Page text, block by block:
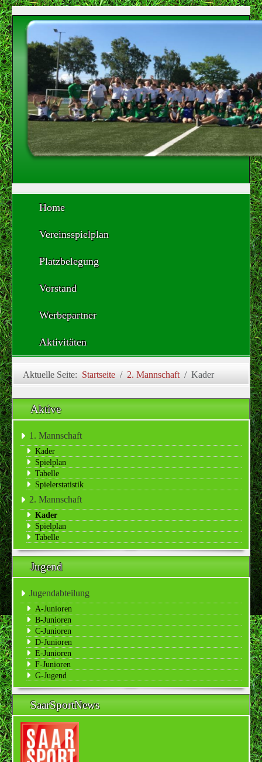
Home
Vereinsspielplan
Platzbelegung
Vorstand
Werbepartner
Aktivitäten
Aktuelle Seite: Startseite 2. Mannschaft Kader
Aktive
1. Mannschaft
Kader
Spielplan
Tabelle
Spielerstatistik
2. Mannschaft
Kader
Spielplan
Tabelle
Jugend
Jugendabteilung
A-Junioren
B-Junioren
C-Junioren
D-Junioren
E-Junioren
F-Junioren
G-Jugend
SaarSportNews